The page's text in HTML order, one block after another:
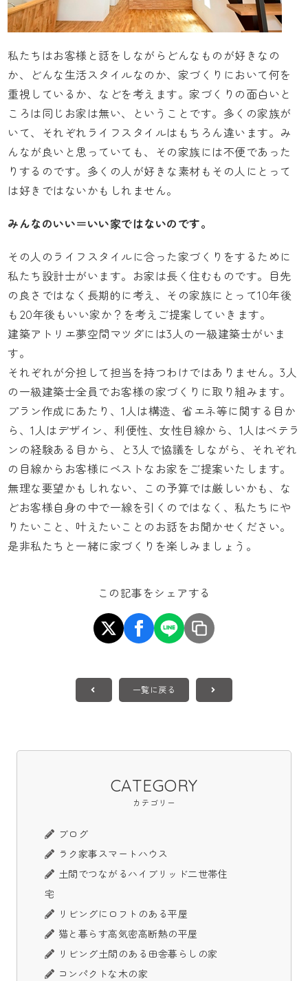
私たちはお客様と話をしながらどんなものが好きなの
か、どんな生活スタイルなのか、家づくりにおいて何を
重視しているか、などを考えます。家づくりの面白いと
ころは同じお家は無い、ということです。多くの家族が
いて、それぞれライフスタイルはもちろん違います。み
んなが良いと思っていても、その家族には不便であった
りするのです。多くの人が好きな素材もその人にとって
は好きではないかもしれません。
みんなのいい＝いい家ではないのです。
その人のライフスタイルに合った家づくりをするために
私たち設計士がいます。お家は長く住むものです。目先
の良さではなく長期的に考え、その家族にとって10年後
も20年後もいい家か？を考えご提案していきます。
建築アトリエ夢空間マツダには3人の一級建築士がいま
す。
それぞれが分担して担当を持つわけではありません。3人
の一級建築士全員でお客様の家づくりに取り組みます。
プラン作成にあたり、1人は構造、省エネ等に関する目か
ら、1人はデザイン、利便性、女性目線から、1人はベテラ
ンの経験ある目から、と3人で協議をしながら、それぞれ
の目線からお客様にベストなお家をご提案いたします。
無理な要望かもしれない、この予算では厳しいかも、な
どお客様自身の中で一線を引くのではなく、私たちにや
りたいこと、叶えたいことのお話をお聞かせください。
是非私たちと一緒に家づくりを楽しみましょう。
この記事をシェアする
一覧に戻る
CATEGORY
カテゴリー
ブログ
ラク家事スマートハウス
土間でつながるハイブリッド二世帯住
宅
リビングにロフトのある平屋
猫と暮らす高気密高断熱の平屋
リビング土間のある田舎暮らしの家
コンパクトな木の家